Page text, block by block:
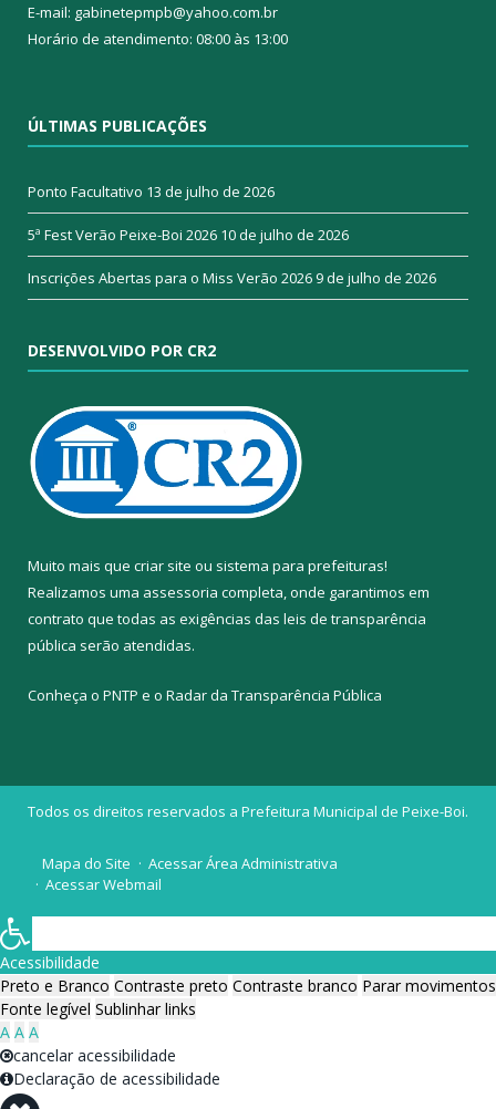
E-mail: gabinetepmpb@yahoo.com.br
Horário de atendimento: 08:00 às 13:00
ÚLTIMAS PUBLICAÇÕES
Ponto Facultativo 13 de julho de 2026
5ª Fest Verão Peixe-Boi 2026 10 de julho de 2026
Inscrições Abertas para o Miss Verão 20269 de julho de 2026
DESENVOLVIDO POR CR2
Muito mais que criar site ou sistema para prefeituras!
Realizamos uma assessoria completa, onde garantimos em
contrato que todas as exigências das leis de transparência
pública serão atendidas.
Conheça o PNTP e o Radar da Transparência Pública
Todos os direitos reservados a Prefeitura Municipal de Peixe-Boi.
Mapa do Site
Acessar Área Administrativa
Acessar Webmail
Acessibilidade
Preto e Branco Contraste preto Contraste branco Parar movimentos
Fonte legível Sublinhar links
A A A
cancelar acessibilidade
Declaração de acessibilidade